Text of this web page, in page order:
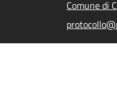
Comune di